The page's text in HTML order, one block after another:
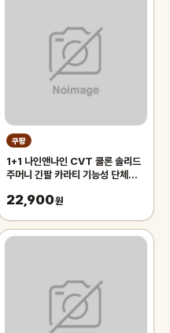
쿠팡
1+1 나인앤나인 CVT 쿨론 솔리드
주머니 긴팔 카라티 기능성 단체복
22,900원